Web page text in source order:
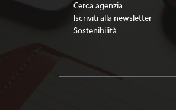
Cerca agenzia
Iscriviti alla newsletter
Sostenibilità